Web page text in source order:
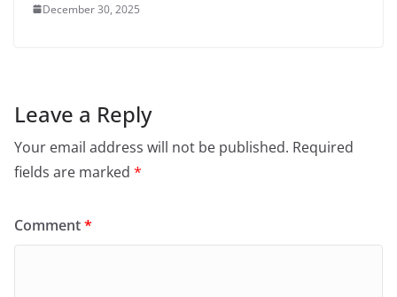
December 30, 2025
Leave a Reply
Your email address will not be published. Required
fields are marked *
Comment*